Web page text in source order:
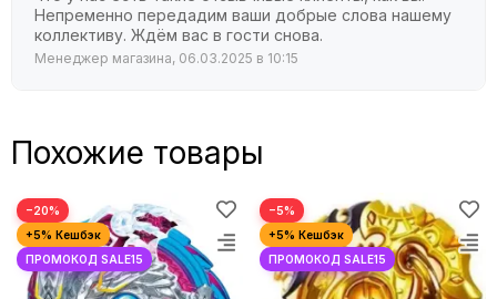
Непременно передадим ваши добрые слова нашему
коллективу. Ждём вас в гости снова.
Менеджер магазина, 06.03.2025 в 10:15
Похожие товары
−20% −5%